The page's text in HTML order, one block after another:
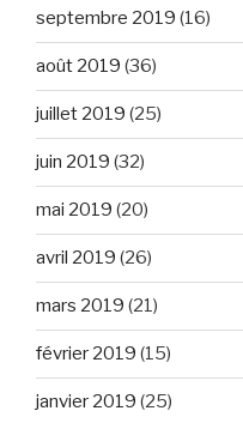
septembre 2019 (16)
août 2019 (36)
juillet 2019 (25)
juin 2019 (32)
mai 2019 (20)
avril 2019 (26)
mars 2019 (21)
février 2019 (15)
janvier 2019 (25)